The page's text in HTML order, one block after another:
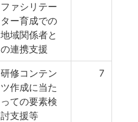
ファシリテー
ター育成での
地域関係者と
の連携支援
研修コンテン
ツ作成に当た
っての要素検
討支援等
7